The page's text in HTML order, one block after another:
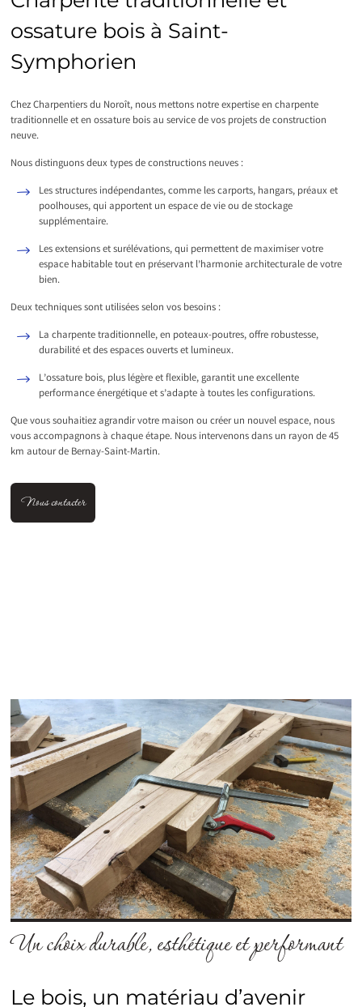
ossature bois à Saint-
Symphorien
Chez Charpentiers du Noroît, nous mettons notre expertise en charpente
traditionnelle et en ossature bois au service de vos projets de construction
neuve.
Nous distinguons deux types de constructions neuves :
Les structures indépendantes, comme les carports, hangars, préaux et
poolhouses, qui apportent un espace de vie ou de stockage
supplémentaire.
Les extensions et surélévations, qui permettent de maximiser votre
espace habitable tout en préservant l’harmonie architecturale de votre
bien.
Deux techniques sont utilisées selon vos besoins :
La charpente traditionnelle, en poteaux-poutres, offre robustesse,
durabilité et des espaces ouverts et lumineux.
L’ossature bois, plus légère et flexible, garantit une excellente
performance énergétique et s’adapte à toutes les configurations.
Que vous souhaitiez agrandir votre maison ou créer un nouvel espace, nous
vous accompagnons à chaque étape. Nous intervenons dans un rayon de 45
km autour de Bernay-Saint-Martin.
Nous contacter
Un choix durable, esthétique et performant
Le bois, un matériau d’avenir